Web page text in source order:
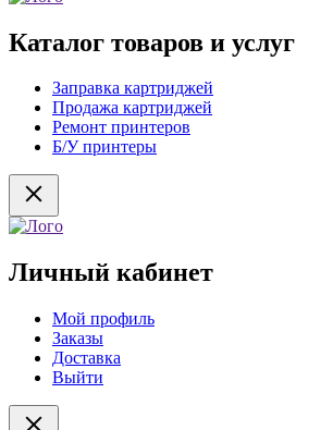
Каталог товаров и услуг
Заправка картриджей
Продажа картриджей
Ремонт принтеров
Б/У принтеры
Личный кабинет
Мой профиль
Заказы
Доставка
Выйти